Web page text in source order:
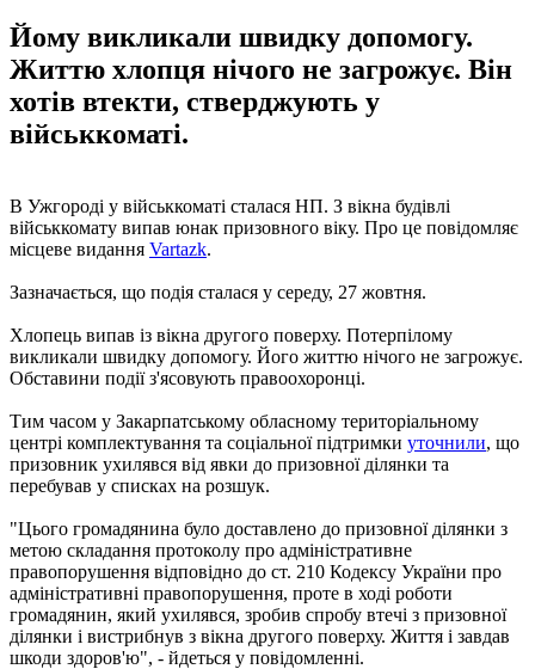
Йому викликали швидку допомогу.
Життю хлопця нічого не загрожує. Він
хотів втекти, стверджують у
військкоматі.
В Ужгороді у військкоматі сталася НП. З вікна будівлі
військкомату випав юнак призовного віку. Про це повідомляє
місцеве видання Vartazk.
Зазначається, що подія сталася у середу, 27 жовтня.
Хлопець випав із вікна другого поверху. Потерпілому
викликали швидку допомогу. Його життю нічого не загрожує.
Обставини події з'ясовують правоохоронці.
Тим часом у Закарпатському обласному територіальному
центрі комплектування та соціальної підтримки уточнили, що
призовник ухилявся від явки до призовної ділянки та
перебував у списках на розшук.
"Цього громадянина було доставлено до призовної ділянки з
метою складання протоколу про адміністративне
правопорушення відповідно до ст. 210 Кодексу України про
адміністративні правопорушення, проте в ході роботи
громадянин, який ухилявся, зробив спробу втечі з призовної
ділянки і вистрибнув з вікна другого поверху. Життя і завдав
шкоди здоров'ю", - йдеться у повідомленні.